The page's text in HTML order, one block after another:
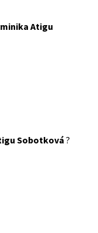
Atigu
Sobotková?